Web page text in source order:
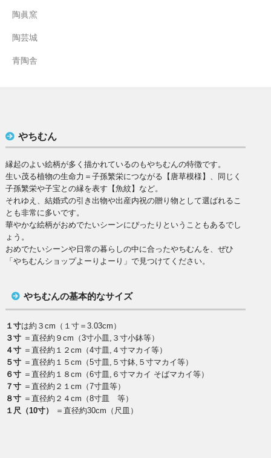
陶眞窯
陶芸城
青陶舎
やちむん
縁起のよい絵柄が多く描かれているのもやちむんの特徴です。
生い茂る植物の生命力＝子孫繁栄につながる【唐草模様】、同じく
子孫繁栄や子宝との縁を表す【魚紋】など。
それゆえ、結婚式の引き出物や出産内祝の贈り物として選ばれるこ
とも非常に多いです。
華やかな絵柄がおめでたいシーンにぴったりということもあるでし
ょう。
おめでたいシーンや日常の暮らしの中に合ったやちむんを、ぜひ
「やちむんショップよーりよーり」で見つけてください。
やちむんの基本的なサイズ
１寸は約３cm（１寸＝3.03cm）
３寸 ＝直径約９cm（3寸小皿,３寸小鉢等）
４寸 ＝直径約１２cm（4寸皿,４寸マカイ等）
５寸 ＝直径約１５cm（5寸皿,５寸鉢,５寸マカイ等）
６寸 ＝直径約１８cm（6寸皿,６寸マカイ そばマカイ等）
７寸 ＝直径約２１cm（7寸皿等）
８寸 ＝直径約２４cm（8寸皿 等）
１尺（10寸）
＝直径約30cm（尺皿）